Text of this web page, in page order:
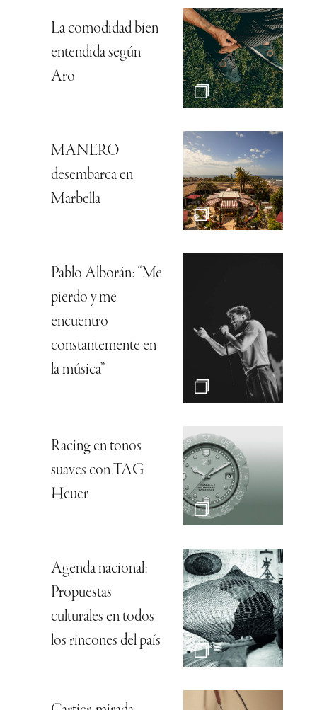
La comodidad bien
entendida según
Aro
MANERO
desembarca en
Marbella
Pablo Alborán: “Me
pierdo y me
encuentro
constantemente en
la música”
Racing en tonos
suaves con TAG
Heuer
Agenda nacional:
Propuestas
culturales en todos
los rincones del país